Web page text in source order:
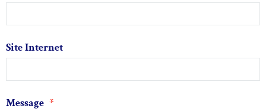
Site Internet
Message